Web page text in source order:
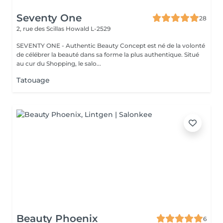
Seventy One
28
2, rue des Scillas Howald L-2529
SEVENTY ONE - Authentic Beauty Concept est né de la volonté
de célébrer la beauté dans sa forme la plus authentique. Situé
au cur du Shopping, le salo...
Tatouage
Beauty Phoenix 6